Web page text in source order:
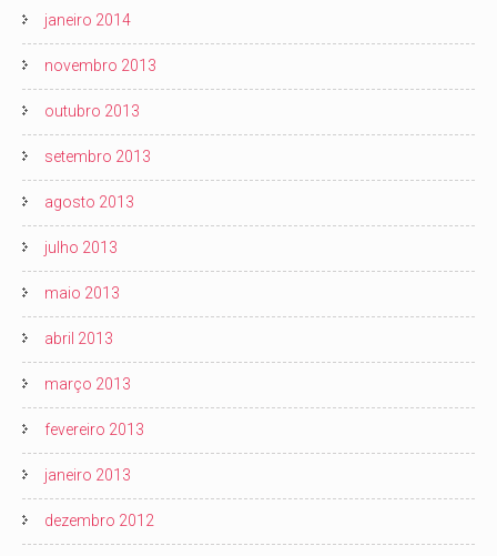
janeiro 2014
novembro 2013
outubro 2013
setembro 2013
agosto 2013
julho 2013
maio 2013
abril 2013
março 2013
fevereiro 2013
janeiro 2013
dezembro 2012